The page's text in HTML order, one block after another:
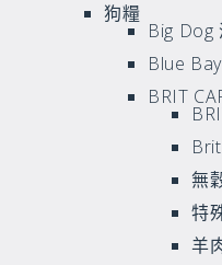
狗糧
Big Dog
Blue
BRIT
無
特
羊